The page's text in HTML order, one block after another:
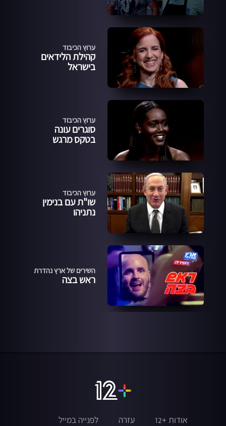
ערוץ הכיבוד
קהילת הלידאים
בישראל
ערוץ הכיבוד
סוגרים עונה
בטקס מרגש
ערוץ הכיבוד
שו"ת עם בנימין
נתניהו
השירים של ארץ נהדרת
ראש בצה
אודות +12 עזרה לפנייה במייל